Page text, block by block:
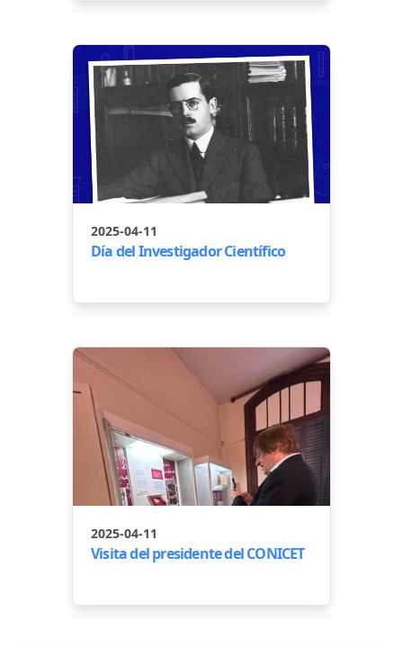
2025-04-11
Día del Investigador Científico
2025-04-11
Visita del presidente del CONICET